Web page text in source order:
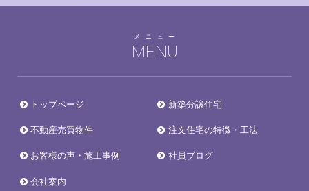
MENU
メニュー
トップページ 新築分譲住宅
不動産売買物件 注文住宅の特徴・工法
お客様の声・施工事例 社員ブログ
会社案内